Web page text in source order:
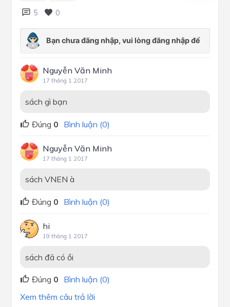
5 0
Nguyễn Văn Minh
17 tháng 1 2017
sách gì bạn
Đúng 0 Bình luận (0)
Nguyễn Văn Minh
17 tháng 1 2017
sách VNEN à
Đúng 0 Bình luận (0)
hi
19 tháng 1 2017
sách đã có ồi
Đúng 0 Bình luận (0)
Xem thêm câu trả lời